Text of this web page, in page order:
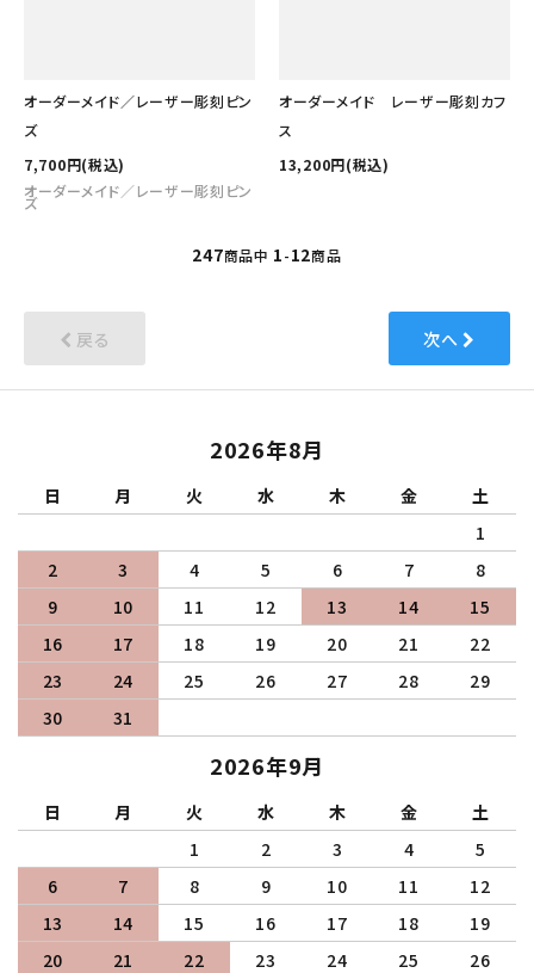
オーダーメイド／レーザー彫刻ピン
ズ
7,700円(税込)
オーダーメイド／レーザー彫刻ピン
ズ
オーダーメイド レーザー彫刻カフ
ス
13,200円(税込)
247商品中 1-12商品
戻る 次へ
2026年8月
日 月 火 水 木 金
土
1
2
3 4 5 6 7
8
9
10 11 12 13 14
15
16
17 18 19 20 21
22
23
24 25 26 27 28
29
30
31
2026年9月
日 月 火 水 木 金
土
1
2 3 4
5
6
7 8 9 10 11
12
13
14 15 16 17 18
19
20
21 22 23 24 25
26